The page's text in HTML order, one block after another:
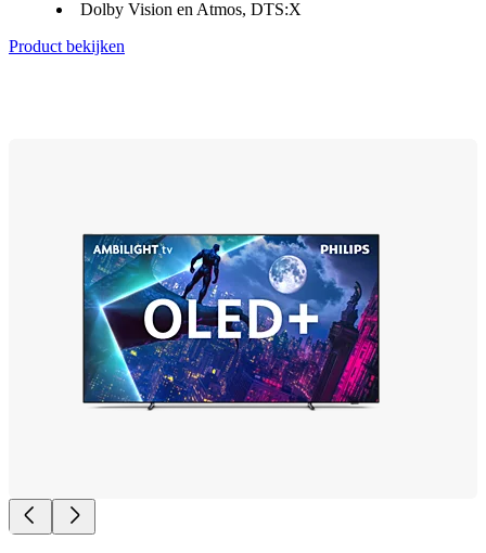
Dolby Vision en Atmos, DTS:X
Product bekijken